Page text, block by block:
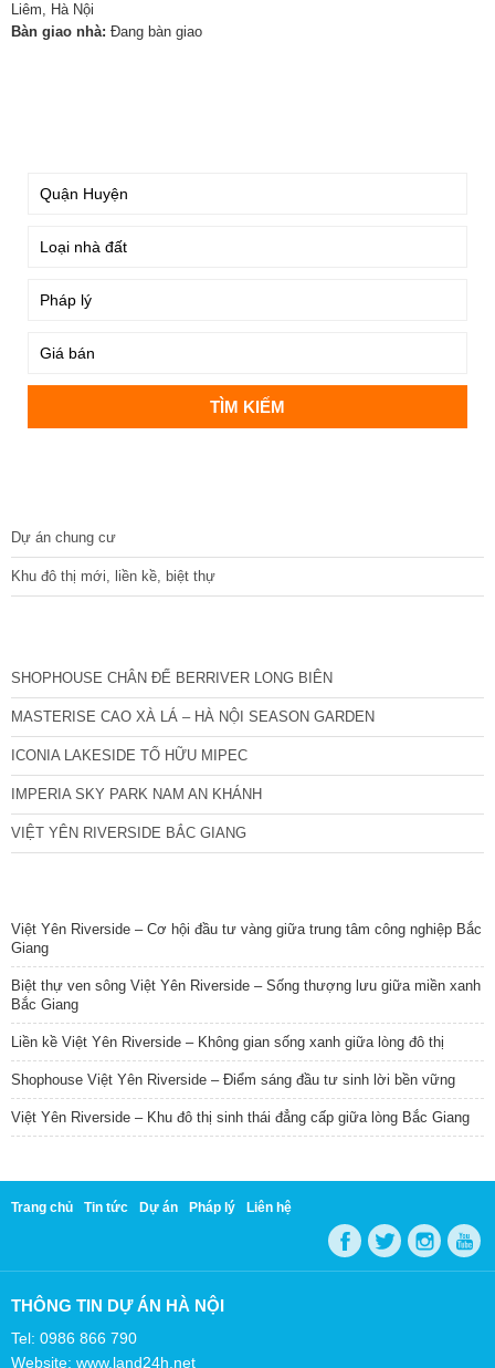
Liêm, Hà Nội
Bàn giao nhà: Đang bàn giao
Dự án chung cư
Khu đô thị mới, liền kề, biệt thự
SHOPHOUSE CHÂN ĐẾ BERRIVER LONG BIÊN
MASTERISE CAO XÀ LÁ – HÀ NỘI SEASON GARDEN
ICONIA LAKESIDE TỐ HỮU MIPEC
IMPERIA SKY PARK NAM AN KHÁNH
VIỆT YÊN RIVERSIDE BẮC GIANG
Việt Yên Riverside – Cơ hội đầu tư vàng giữa trung tâm công nghiệp Bắc
Giang
Biệt thự ven sông Việt Yên Riverside – Sống thượng lưu giữa miền xanh
Bắc Giang
Liền kề Việt Yên Riverside – Không gian sống xanh giữa lòng đô thị
Shophouse Việt Yên Riverside – Điểm sáng đầu tư sinh lời bền vững
Việt Yên Riverside – Khu đô thị sinh thái đẳng cấp giữa lòng Bắc Giang
Trang chủ Tin tức Dự án Pháp lý Liên hệ
THÔNG TIN DỰ ÁN HÀ NỘI
Tel: 0986 866 790
Website: www.land24h.net